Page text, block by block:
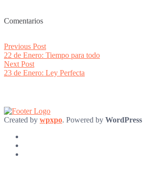
Comentarios
Post
navigation
Previous PostPrevious
post:
22 de Enero: Tiempo para todo
Next PostNext
post:
23 de Enero: Ley Perfecta
Created by wpxpo. Powered by WordPress